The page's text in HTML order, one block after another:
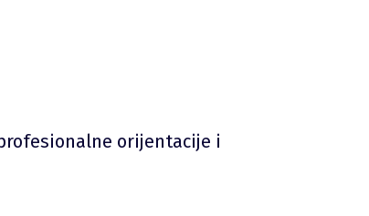
orijentacije i